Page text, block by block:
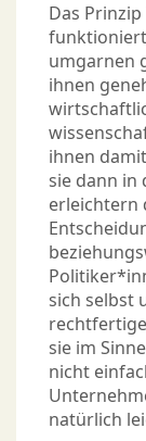
Das
umgarnen
ihnen
ihnen
sie dann in
erleichtern
sich selbst
sie im
nicht
natürlich